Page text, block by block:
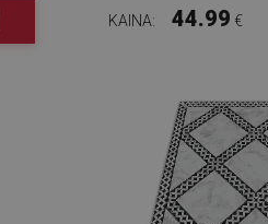
KAINA: 44.99 €